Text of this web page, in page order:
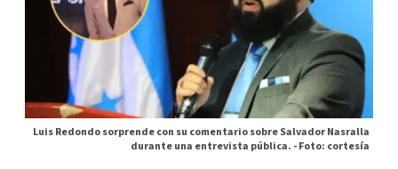
Luis Redondo sorprende con su comentario sobre Salvador Nasralla
durante una entrevista pública. -Foto: cortesía